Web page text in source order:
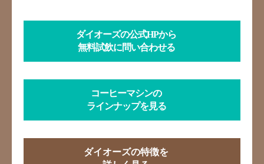
ダイオーズの公式HPから
無料試飲に問い合わせる
コーヒーマシンの
ラインナップを見る
ダイオーズの特徴を